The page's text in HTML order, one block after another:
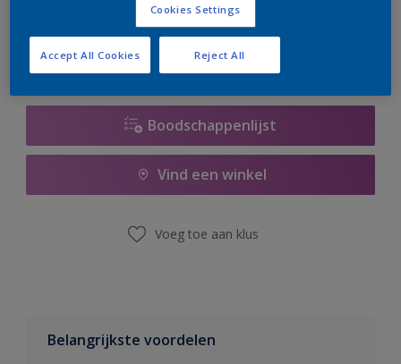
er hard aan om de voorraad aan te vullen.
Boodschappenlijst
Vind een winkel
Voeg toe aan klus
Belangrijkste voordelen
Cookies Settings
Reject All
Accept All Cookies